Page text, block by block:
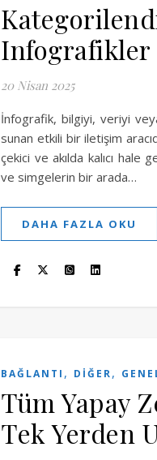
Infografikler
20 Nisan 2025
İnfografik, bilgiyi, veriyi
sunan etkili bir iletişim
çekici ve akılda kalıcı
ve simgelerin bir arada…
DAHA FAZLA OKU
BAĞLANTI , DIĞER,
Tüm Yapay
Tek Yerden